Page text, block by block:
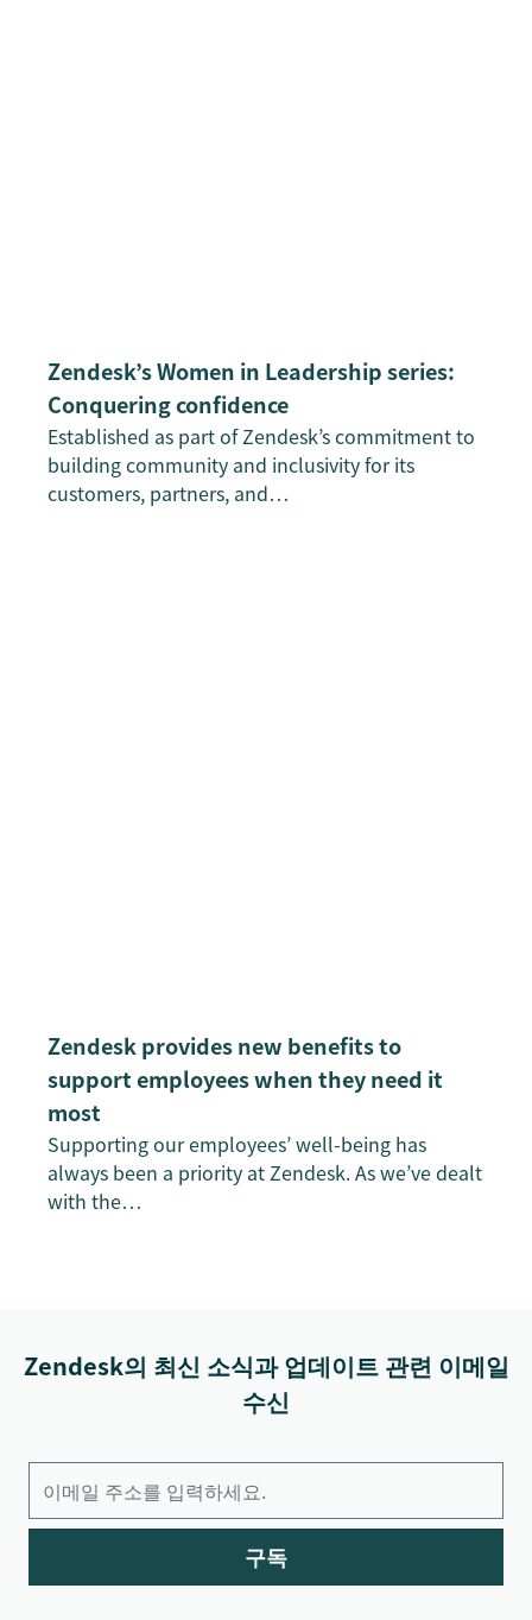
Zendesk’s Women in Leadership series:
Conquering confidence
Established as part of Zendesk’s commitment to
building community and inclusivity for its
customers, partners, and…
Zendesk provides new benefits to
support employees when they need it
most
Supporting our employees’ well-being has
always been a priority at Zendesk. As we’ve dealt
with the…
Zendesk의 최신 소식과 업데이트 관련 이메일
수신
구독